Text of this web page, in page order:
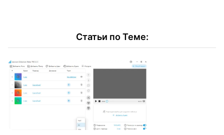
Статьи по Теме: